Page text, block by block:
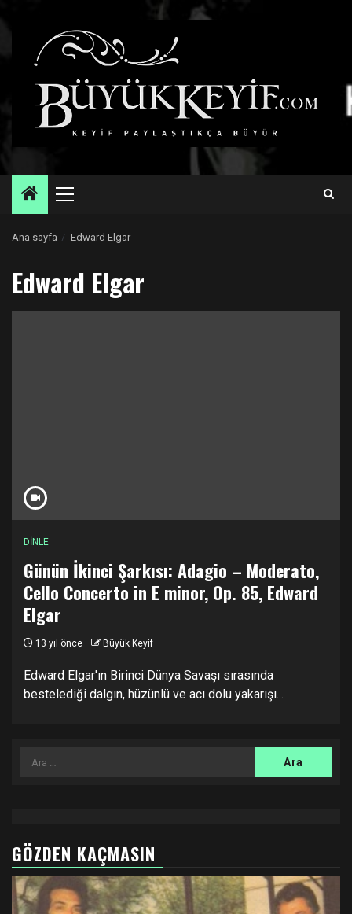
Primary
Ana sayfa Edward Elgar
Edward Elgar
DİNLE
Günün İkinci Şarkısı: Adagio – Moderato,
Cello Concerto in E minor, Op. 85, Edward
Elgar
13 yıl önce Büyük Keyif
Edward Elgar'ın Birinci Dünya Savaşı sırasında
bestelediği dalgın, hüzünlü ve acı dolu yakarışı...
Arama:
GÖZDEN KAÇMASIN